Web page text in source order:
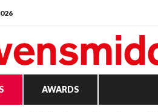
AWARDS